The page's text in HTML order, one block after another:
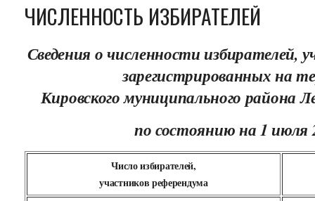
ЧИСЛЕННОСТЬ ИЗБИРАТЕЛЕЙ
Сведения о численности избирателей,
зарегистрированных на
Кировского муниципального района
по состоянию на 1 июля
Число избирателей,
участников референдума